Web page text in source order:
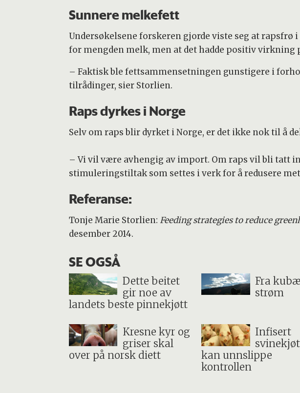
Sunnere melkefett
Undersøkelsene forskeren gjorde viste seg at
for mengden melk, men at det hadde positiv virkning
– Faktisk ble fettsammensetningen gunstigere i
tilrådinger, sier Storlien.
Raps dyrkes i Norge
Selv om raps blir dyrket i Norge, er det ikke nok til å
– Vi vil være avhengig av import. Om raps vil bli tatt
stimuleringstiltak som settes i verk for å redusere
Referanse:
Tonje Marie Storlien: Feeding strategies to reduce
desember 2014.
SE OGSÅ
Dette beitet
gir noe av
landets beste pinnekjøtt
Fra
strøm
Kresne kyr og
griser skal
over på norsk diett
Infisert
kan unnslippe
kontrollen